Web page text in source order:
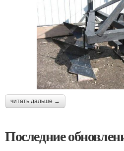
читать дальше →
Последние